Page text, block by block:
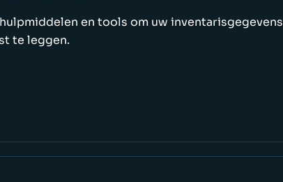
en tools om uw inventarisgegevens
te leggen.